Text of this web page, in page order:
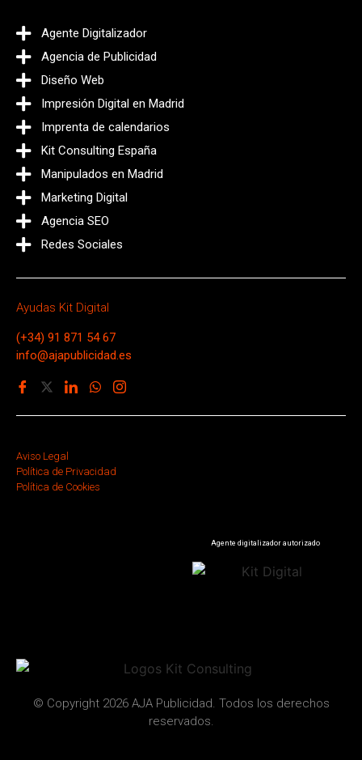
Agente Digitalizador
Agencia de Publicidad
Diseño Web
Impresión Digital en Madrid
Imprenta de calendarios
Kit Consulting España
Manipulados en Madrid
Marketing Digital
Agencia SEO
Redes Sociales
Ayudas Kit Digital
(+34) 91 871 54 67
info@ajapublicidad.es
Aviso Legal
Política de Privacidad
Política de Cookies
Agente digitalizador autorizado
© Copyright 2026 AJA Publicidad. Todos los derechos
reservados.